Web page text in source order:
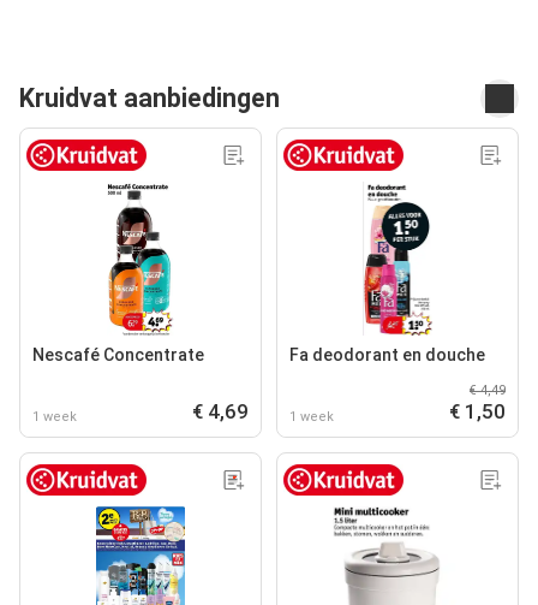
Kruidvat aanbiedingen
Nescafé Concentrate
1 week € 4,69
Fa deodorant en douche
1 week
€ 4,49
€ 1,50